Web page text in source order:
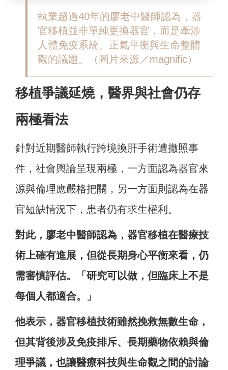
執業超過40年的廖老中醫師認為，器
官移植並非單純更換器官，而是牽涉
人體免疫系統、正氣平衡與生命整體
觀的議題。（圖片來源／magnific）
移植爭議延燒，醫界與社會仍存
兩極看法
針對近期醫師執行跨境換肝手術遭撤照事
件，社會輿論呈現兩極，一方面認為器官來
源與倫理應嚴格把關，另一方面則認為在器
官短缺情況下，患者仍有求生權利。
對此，廖老中醫師認為，器官移植在醫療技
術上確有進展，但從長期身心平衡來看，仍
需審慎評估。「研究可以做，但臨床上不是
每個人都適合。」
他表示，器官移植技術雖然挽救無數生命，
但其背後涉及免疫排斥、長期藥物依賴與倫
理爭議，也讓醫療科技與生命觀之間的討論